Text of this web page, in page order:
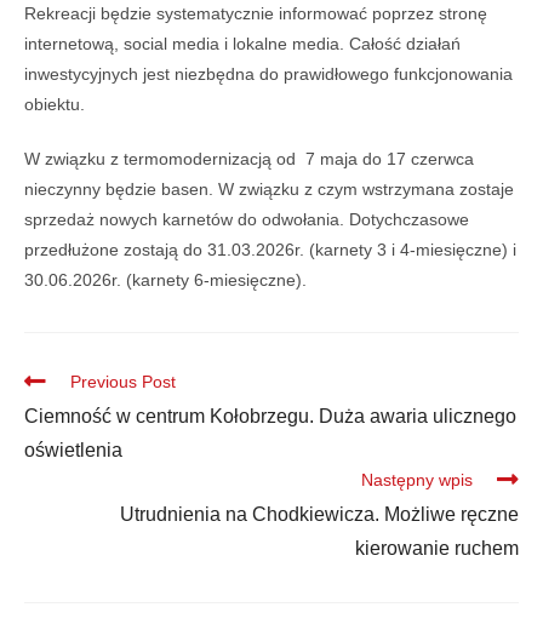
Rekreacji będzie systematycznie informować poprzez stronę
internetową, social media i lokalne media. Całość działań
inwestycyjnych jest niezbędna do prawidłowego funkcjonowania
obiektu.
W związku z termomodernizacją od 7 maja do 17 czerwca
nieczynny będzie basen. W związku z czym wstrzymana zostaje
sprzedaż nowych karnetów do odwołania. Dotychczasowe
przedłużone zostają do 31.03.2026r. (karnety 3 i 4-miesięczne) i
30.06.2026r. (karnety 6-miesięczne).
Previous Post
Ciemność w centrum Kołobrzegu. Duża awaria ulicznego
oświetlenia
Następny wpis
Utrudnienia na Chodkiewicza. Możliwe ręczne
kierowanie ruchem